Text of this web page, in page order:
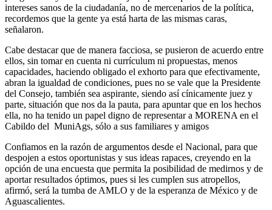
intereses sanos de la ciudadanía, no de mercenarios de la política,
recordemos que la gente ya está harta de las mismas caras,
señalaron.
Cabe destacar que de manera facciosa, se pusieron de acuerdo entre
ellos, sin tomar en cuenta ni currículum ni propuestas, menos
capacidades, haciendo obligado el exhorto para que efectivamente,
abran la igualdad de condiciones, pues no se vale que la Presidente
del Consejo, también sea aspirante, siendo así cínicamente juez y
parte, situación que nos da la pauta, para apuntar que en los hechos
ella, no ha tenido un papel digno de representar a MORENA en el
Cabildo del MuniAgs, sólo a sus familiares y amigos
Confiamos en la razón de argumentos desde el Nacional, para que
despojen a estos oportunistas y sus ideas rapaces, creyendo en la
opción de una encuesta que permita la posibilidad de medirnos y de
aportar resultados óptimos, pues si les cumplen sus atropellos,
afirmó, será la tumba de AMLO y de la esperanza de México y de
Aguascalientes.